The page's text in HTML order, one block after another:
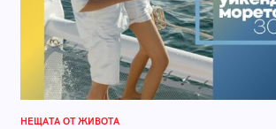
НЕЩАТА ОТ ЖИВОТА